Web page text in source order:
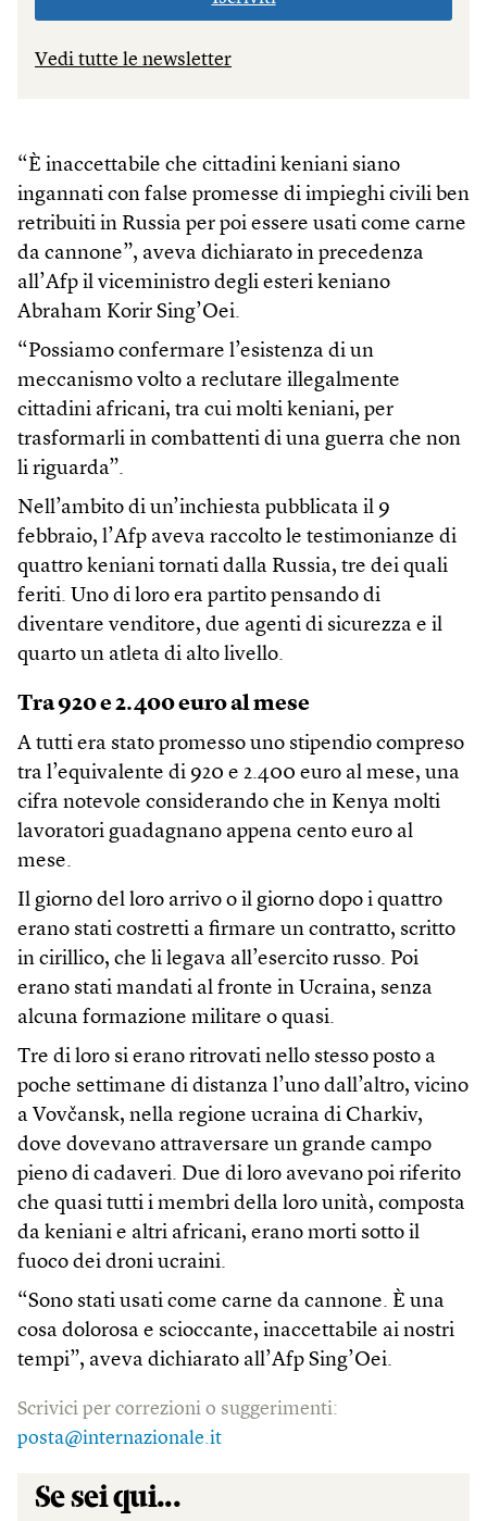
Vedi tutte le newsletter
“È inaccettabile che cittadini keniani siano
ingannati con false promesse di impieghi civili ben
retribuiti in Russia per poi essere usati come carne
da cannone”, aveva dichiarato in precedenza
all’Afp il viceministro degli esteri keniano
Abraham Korir Sing’Oei.
“Possiamo confermare l’esistenza di un
meccanismo volto a reclutare illegalmente
cittadini africani, tra cui molti keniani, per
trasformarli in combattenti di una guerra che non
li riguarda”.
Nell’ambito di un’inchiesta pubblicata il 9
febbraio, l’Afp aveva raccolto le testimonianze di
quattro keniani tornati dalla Russia, tre dei quali
feriti. Uno di loro era partito pensando di
diventare venditore, due agenti di sicurezza e il
quarto un atleta di alto livello.
Tra 920 e 2.400 euro al mese
A tutti era stato promesso uno stipendio compreso
tra l’equivalente di 920 e 2.400 euro al mese, una
cifra notevole considerando che in Kenya molti
lavoratori guadagnano appena cento euro al
mese.
Il giorno del loro arrivo o il giorno dopo i quattro
erano stati costretti a firmare un contratto, scritto
in cirillico, che li legava all’esercito russo. Poi
erano stati mandati al fronte in Ucraina, senza
alcuna formazione militare o quasi.
Tre di loro si erano ritrovati nello stesso posto a
poche settimane di distanza l’uno dall’altro, vicino
a Vovčansk, nella regione ucraina di Charkiv,
dove dovevano attraversare un grande campo
pieno di cadaveri. Due di loro avevano poi riferito
che quasi tutti i membri della loro unità, composta
da keniani e altri africani, erano morti sotto il
fuoco dei droni ucraini.
“Sono stati usati come carne da cannone. È una
cosa dolorosa e scioccante, inaccettabile ai nostri
tempi”, aveva dichiarato all’Afp Sing’Oei.
Scrivici per correzioni o suggerimenti:
posta@internazionale.it